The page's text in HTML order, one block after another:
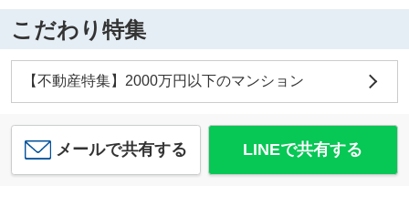
こうち生活協同組合 コープかもべ
約868m／11分
サーパス高須二番館
こだわり特集
【不動産特集】2000万円以下のマンション
メールで共有する LINEで共有する